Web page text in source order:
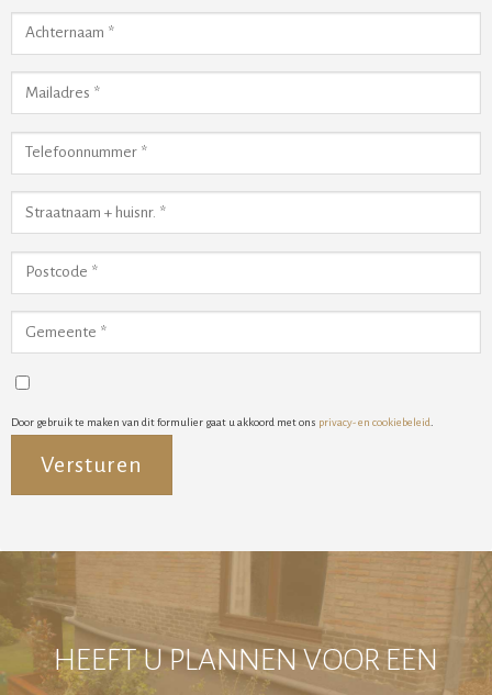
Door gebruik te maken van dit formulier gaat u akkoord met ons privacy- en cookiebeleid
HEEFT U PLANNEN VOOR EEN